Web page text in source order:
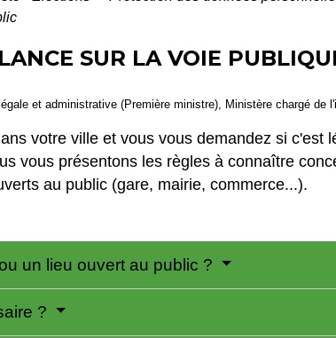
SUR LA VOIE
et administrative (Première ministre), Ministère chargé de
votre ville et vous vous demandez si c'est
vous présentons les règles à connaître
au public (gare, mairie, commerce...).
un lieu ouvert au public ?
?